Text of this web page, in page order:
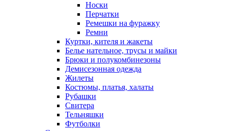
Носки
Перчатки
Ремешки на фуражку
Ремни
Куртки, кителя и жакеты
Белье нательное, трусы и майки
Брюки и полукомбинезоны
Демисезонная одежда
Жилеты
Костюмы, платья, халаты
Рубашки
Свитера
Тельняшки
Футболки